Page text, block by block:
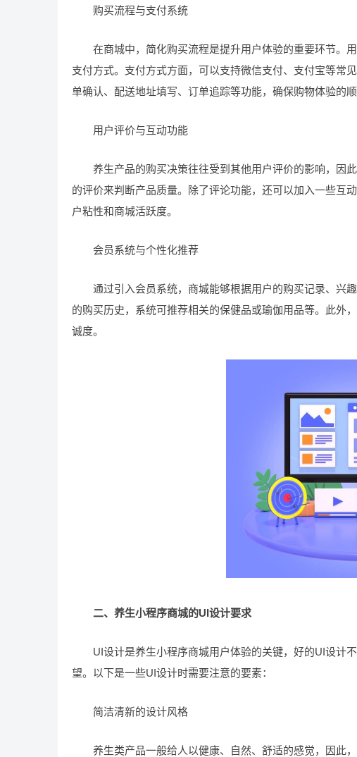
购买流程与支付系统
在商城中，简化购买流程是提升用户体验的重要环节。
支付方式。支付方式方面，可以支持微信支付、支付宝等常
单确认、配送地址填写、订单追踪等功能，确保购物体验的顺
用户评价与互动功能
养生产品的购买决策往往受到其他用户评价的影响，因
的评价来判断产品质量。除了评论功能，还可以加入一些互
户粘性和商城活跃度。
会员系统与个性化推荐
通过引入会员系统，商城能够根据用户的购买记录、兴趣
的购买历史，系统可推荐相关的保健品或瑜伽用品等。此外
诚度。
二、养生小程序商城的UI设计要求
UI设计是养生小程序商城用户体验的关键，好的UI设计
望。以下是一些UI设计时需要注意的要素：
简洁清新的设计风格
养生类产品一般给人以健康、自然、舒适的感觉，因此